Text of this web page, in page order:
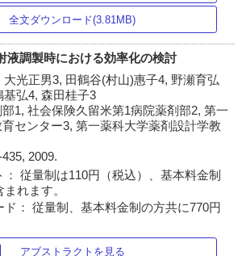
全文ダウンロード(3.81MB)
液調製時における効率化の検討
光正男3, 田鶴谷(村山)惠子4, 野瀬育弘
基弘4, 森田桂子3
1, 社会保険久留米第1病院薬剤部2, 第一
センター3, 第一薬科大学薬剤設計学教
2009.
： 従量制は110円（税込）、基本料金制
れます。
ド： 従量制、基本料金制の方共に770円
アブストラクトを見る